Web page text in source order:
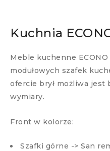
Kuchnia
Meble kuchenne
modułowych szafek
ofercie brył możliwa jest
wymiary.
Front w kolorze:
Szafki górne -> San